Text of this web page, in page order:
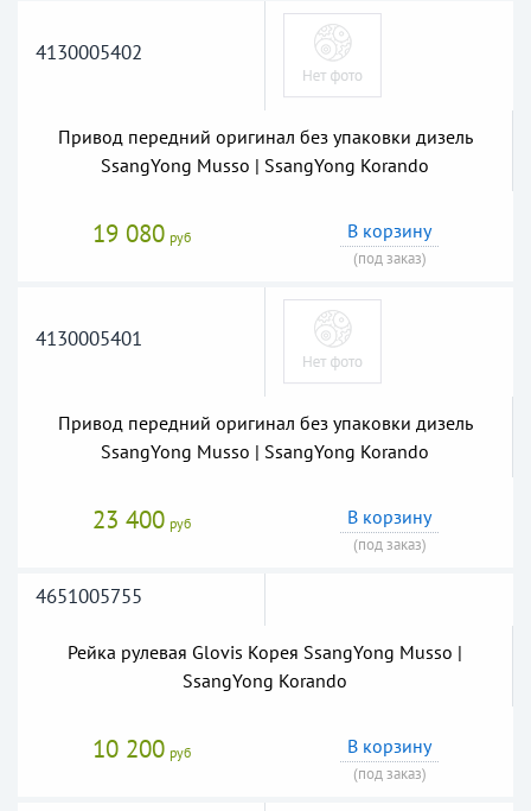
4130005402
Привод передний оригинал без упаковки дизель
SsangYong Musso | SsangYong Korando
19 080 руб В корзину
(под заказ)
4130005401
Привод передний оригинал без упаковки дизель
SsangYong Musso | SsangYong Korando
23 400 руб В корзину
(под заказ)
4651005755
Рейка рулевая Glovis Корея SsangYong Musso |
SsangYong Korando
10 200 руб В корзину
(под заказ)